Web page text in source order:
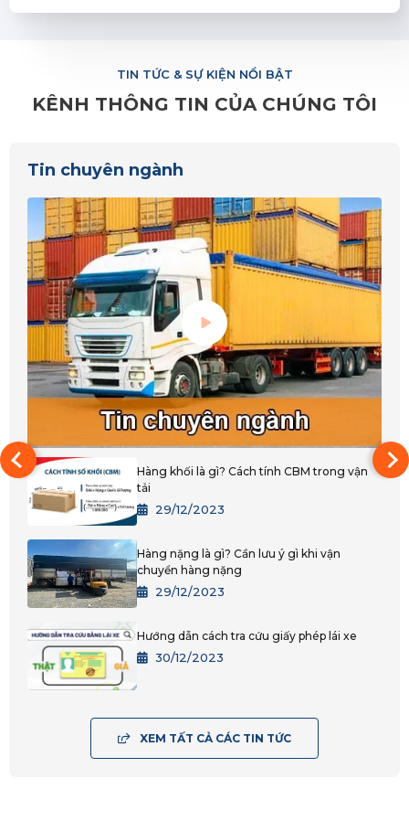
Quảng Trị
Thanh Hóa
Huế
Đắk Lắk
Bình Phước
Gia Lai
Kon Tum
Lâm Đồng
TPHCM
Bình Dương
Đồng Nai
Tây Ninh
TIN TỨC & SỰ KIỆN NỔI BẬT
KÊNH THÔNG TIN CỦA CHÚNG TÔI
Tin chuyên ngành
Hàng khối là gì? Cách tính CBM trong vận
tải
29/12/2023
Hàng nặng là gì? Cần lưu ý gì khi vận
chuyển hàng nặng
29/12/2023
Hướng dẫn cách tra cứu giấy phép lái xe
30/12/2023
XEM TẤT CẢ CÁC TIN TỨC